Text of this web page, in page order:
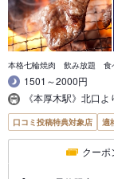
本格七輪焼肉 飲み放題 食
1501～2000円
《本厚木駅》北口
口コミ投稿特典対象店 適
クーポ